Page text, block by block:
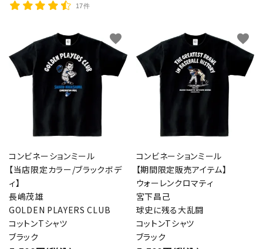
17件
コンビネーションミール
【当店限定カラー/ブラックボデ
ィ】
長嶋茂雄
GOLDEN PLAYERS CLUB
コットンTシャツ
ブラック
favorite
コンビネーションミール
【期間限定販売アイテム】
ウォーレンクロマティ
宮下昌己
球史に残る大乱闘
コットンTシャツ
ブラック
favorite